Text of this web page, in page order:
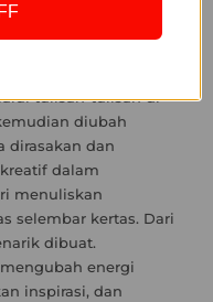
tulisan-tulisan di
diubah
dirasakan dan
dalam
menuliskan
selembar kertas. Dari
dibuat.
energi
inspirasi, dan